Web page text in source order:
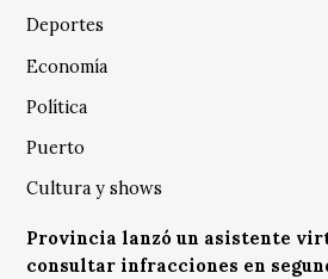
Deportes
Economía
Política
Puerto
Cultura y shows
Provincia lanzó un asistente
consultar infracciones en